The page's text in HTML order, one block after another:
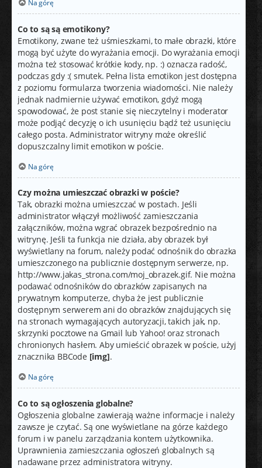
Na górę
Co to są są emotikony?
Emotikony, zwane też uśmieszkami, to małe obrazki, które
mogą być użyte do wyrażania emocji. Do wyrażania emocji
można też stosować krótkie kody, np. :) oznacza radość,
podczas gdy :( smutek. Pełna lista emotikon jest dostępna
z poziomu formularza tworzenia wiadomości. Nie należy
jednak nadmiernie używać emotikon, gdyż mogą
spowodować, że post stanie się nieczytelny i moderator
może podjąć decyzję o ich usunięciu bądź też usunięciu
całego posta. Administrator witryny może określić
dopuszczalny limit emotikon w poście.
Na górę
Czy można umieszczać obrazki w poście?
Tak, obrazki można umieszczać w postach. Jeśli
administrator włączył możliwość zamieszczania
załączników, można wgrać obrazek bezpośrednio na
witrynę. Jeśli ta funkcja nie działa, aby obrazek był
wyświetlany na forum, należy podać odnośnik do obrazka
umieszczonego na publicznie dostępnym serwerze, np.
http://www.jakas_strona.com/moj_obrazek.gif. Nie można
podawać odnośników do obrazków zapisanych na
prywatnym komputerze, chyba że jest publicznie
dostępnym serwerem ani do obrazków znajdujących się
na stronach wymagających autoryzacji, takich jak, np.
skrzynki pocztowe na Gmail lub Yahoo! oraz stronach
chronionych hasłem. Aby umieścić obrazek w poście, użyj
znacznika BBCode [img].
Na górę
Co to są ogłoszenia globalne?
Ogłoszenia globalne zawierają ważne informacje i należy
zawsze je czytać. Są one wyświetlane na górze każdego
forum i w panelu zarządzania kontem użytkownika.
Uprawnienia zamieszczania ogłoszeń globalnych są
nadawane przez administratora witryny.